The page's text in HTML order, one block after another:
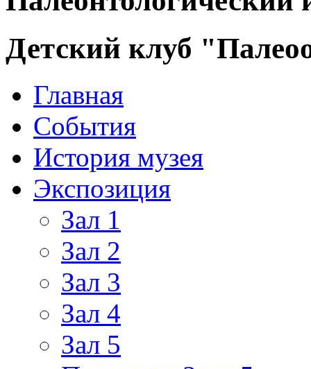
Детский клуб
Главная
События
История музея
Экспозиция
Зал 1
Зал 2
Зал 3
Зал 4
Зал 5